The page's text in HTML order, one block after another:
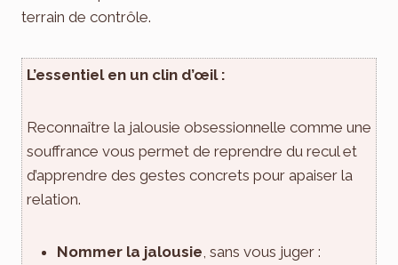
terrain de contrôle.
L’essentiel en un clin d’œil :
Reconnaître la jalousie obsessionnelle comme une
souffrance vous permet de reprendre du recul et
d’apprendre des gestes concrets pour apaiser la
relation.
Nommer la jalousie , sans vous juger :